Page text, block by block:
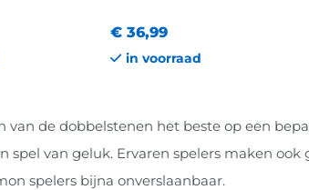
€ 36,99
in voorraad
de dobbelstenen het beste op een
van geluk. Ervaren spelers maken
spelers bijna onverslaanbaar.